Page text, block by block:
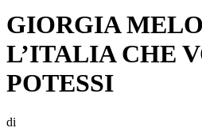
GIORGIA
L’ITALIA CHE
POTESSI
di